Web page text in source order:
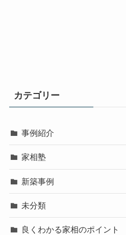
カテゴリー
事例紹介
家相塾
新築事例
未分類
良くわかる家相のポイント